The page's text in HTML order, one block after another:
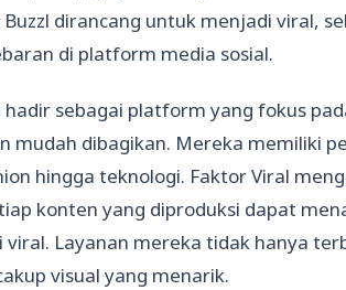
dirancang untuk menjadi viral,
di platform media sosial.
sebagai platform yang fokus
mudah dibagikan. Mereka memiliki
hingga teknologi. Faktor Viral
konten yang diproduksi dapat
Layanan mereka tidak hanya
visual yang menarik.